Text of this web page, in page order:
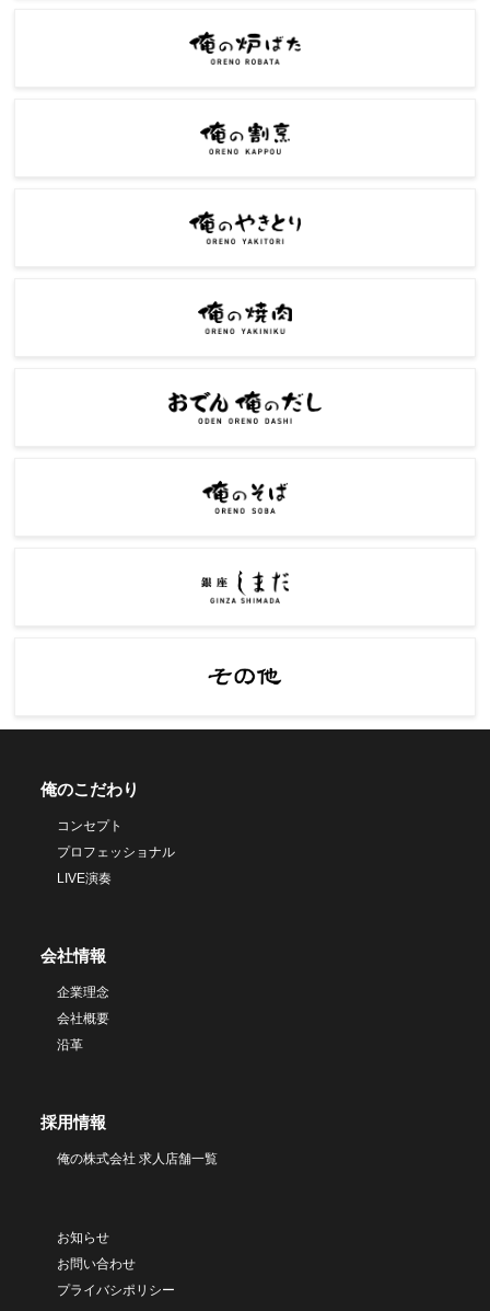
俺のこだわり
コンセプト
プロフェッショナル
LIVE演奏
会社情報
企業理念
会社概要
沿革
採用情報
俺の株式会社 求人店舗一覧
お知らせ
お問い合わせ
プライバシポリシー